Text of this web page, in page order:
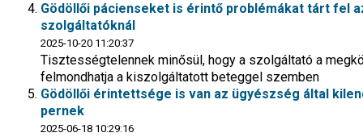
Gödöllői pácienseket is érintő problémákat tárt fel
szolgáltatóknál
2025-10-20 11:20:37
Tisztességtelennek minősül, hogy a szolgáltató a
felmondhatja a kiszolgáltatott beteggel szemben
Gödöllői érintettsége is van az ügyészség által
pernek
2025-06-18 10:29:16